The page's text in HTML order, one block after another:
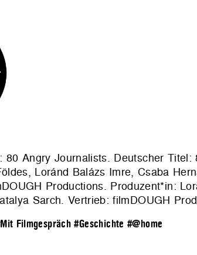
80 Angry Journalists. Deutscher
Loránd Balázs Imre, Csaba
Productions. Produzent*in:
Sarch. Vertrieb: filmDOUGH
Filmgespräch #Geschichte #@home